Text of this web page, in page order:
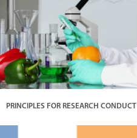
PRINCIPLES FOR RESEARCH CONDUCT